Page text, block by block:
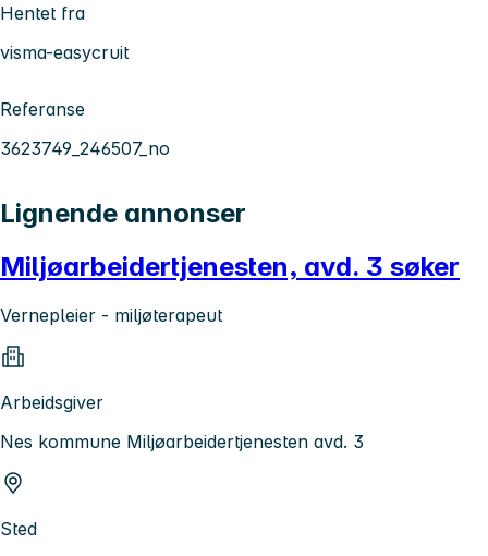
Hentet fra
visma-easycruit
Referanse
3623749_246507_no
Lignende annonser
Miljøarbeidertjenesten, avd. 3 søker
Vernepleier - miljøterapeut
Arbeidsgiver
Nes kommune Miljøarbeidertjenesten avd. 3
Sted